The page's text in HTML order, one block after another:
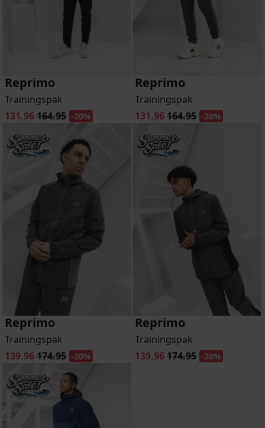
Reprimo
Trainingspak
131.96164.95 -20%
Reprimo
Trainingspak
131.96164.95 -20%
Reprimo
Trainingspak
139.96174.95 -20%
Reprimo
Trainingspak
139.96174.95 -20%